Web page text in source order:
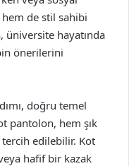
de stil sahibi
üniversite hayatında
önerilerini
doğru temel
pantolon, hem şık
edilebilir. Kot
hafif bir kazak